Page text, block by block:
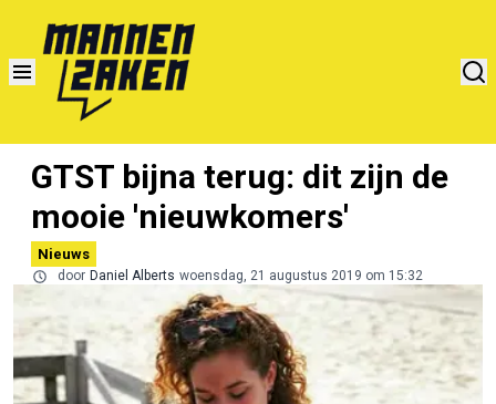
GTST bijna terug: dit zijn de
mooie 'nieuwkomers'
Nieuws
door Daniel Alberts woensdag, 21 augustus 2019 om 15:32